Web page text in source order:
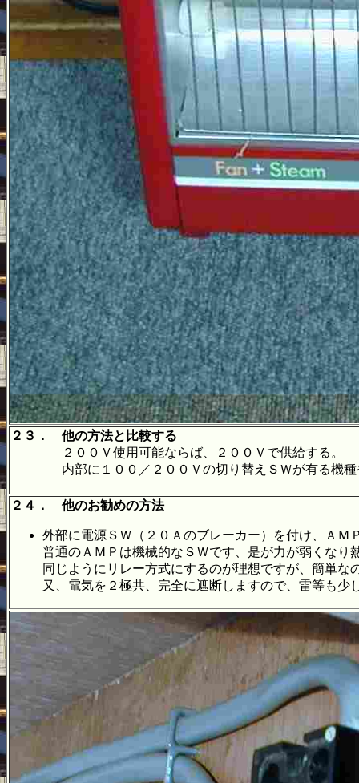
２３． 他の方法と比較する
２００Ｖ使用可能ならば、２００Ｖで供給する。
内部に１００／２００Ｖの切り替えＳＷが有る機種や
２４． 他のお勧めの方法
外部に電源ＳＷ（２０Ａのブレーカー）を付け、ＡＭ
普通のＡＭＰは機械的なＳＷです、是が力が弱くな
同じようにリレー方式にするのが理想ですが、簡単な
又、電気を２極共、完全に遮断しますので、雷等も少